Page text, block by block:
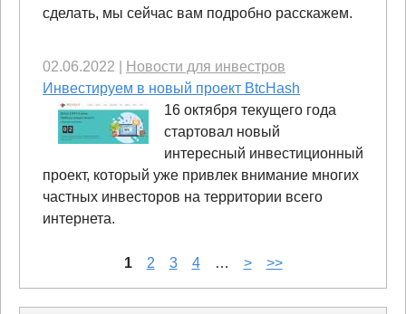
сделать, мы сейчас вам подробно расскажем.
02.06.2022
Новости для инвестров
Инвестируем в новый проект BtcHash
16 октября текущего года
стартовал новый
интересный инвестиционный
проект, который уже привлек внимание многих
частных инвесторов на территории всего
интернета.
1 2 3 4 … > >>